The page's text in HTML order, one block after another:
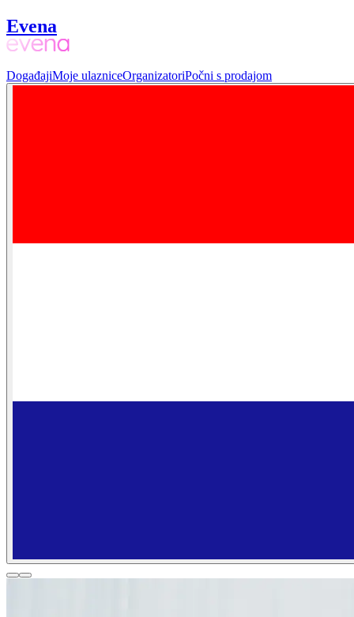
Evena
DogađajiMoje ulazniceOrganizatoriPočni s prodajom